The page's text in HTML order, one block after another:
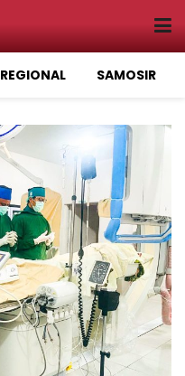
REGIONAL SAMOSIR